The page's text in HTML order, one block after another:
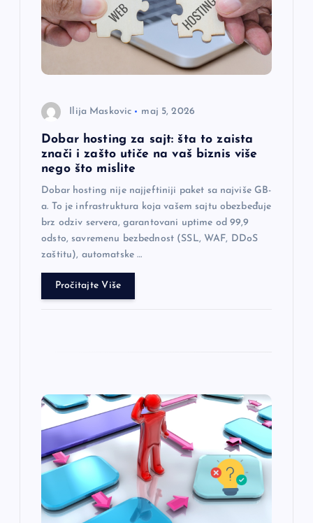
Ilija Maskovic maj 5, 2026
Dobar hosting za sajt: šta to zaista
znači i zašto utiče na vaš biznis više
nego što mislite
Dobar hosting nije najjeftiniji paket sa najviše GB-
a. To je infrastruktura koja vašem sajtu obezbeđuje
brz odziv servera, garantovani uptime od 99,9
odsto, savremenu bezbednost (SSL, WAF, DDoS
zaštitu), automatske …
Pročitajte Više